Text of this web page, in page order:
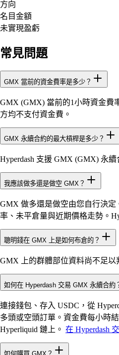
方向
名目金額
未實現盈虧
常見問題
GMX 當前的資金費率是多少？
GMX (GMX) 當前的1小時資金費
方均不支付資金費。
GMX 永續合約的最大槓桿是多少？
Hyperdash 支援 GMX (GMX) 永續
我應該做多還是做空 GMX？
GMX 做多還是做空由您自行決
率、未平倉量與近期價格走勢。
聰明錢在 GMX 上是如何布倉的？
GMX 上的群體部位資料尚不足以
如何在 Hyperdash 交易 GMX 永續合約
連接錢包、存入 USDC，從
多頭或空頭訂單。資金費每小時
Hyperliquid 鏈上。 在 Hyperdash